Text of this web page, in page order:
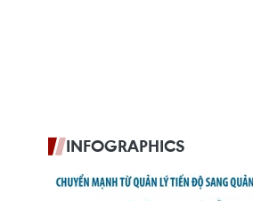
INFOGRAPHICS